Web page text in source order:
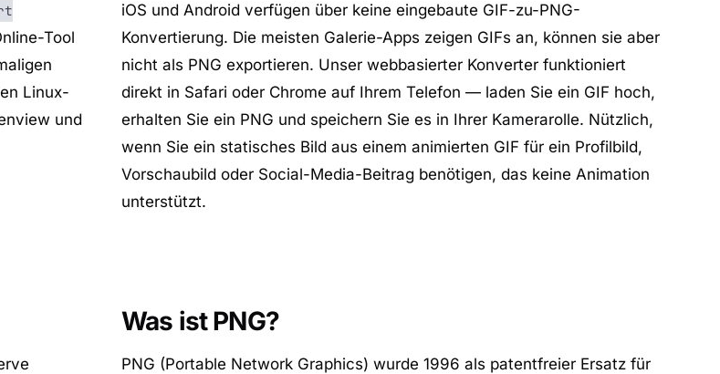
Tool
Linux-
und
iOS und Android verfügen über keine eingebaute GIF-zu-PNG-
Konvertierung. Die meisten Galerie-Apps zeigen GIFs an, können sie aber
nicht als PNG exportieren. Unser webbasierter Konverter funktioniert
direkt in Safari oder Chrome auf Ihrem Telefon — laden Sie ein GIF hoch,
erhalten Sie ein PNG und speichern Sie es in Ihrer Kamerarolle. Nützlich,
wenn Sie ein statisches Bild aus einem animierten GIF für ein Profilbild,
Vorschaubild oder Social-Media-Beitrag benötigen, das keine Animation
unterstützt.
Was ist PNG?
PNG (Portable Network Graphics) wurde 1996 als patentfreier Ersatz für